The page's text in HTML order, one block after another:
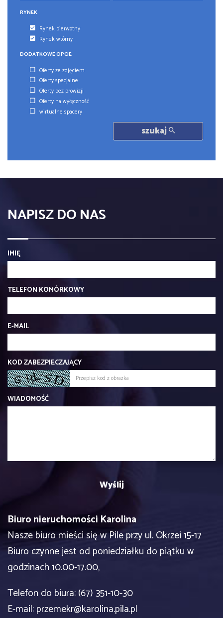
RYNEK
Rynek pierwotny
Rynek wtórny
DODATKOWE OPCJE
Oferty ze zdjęciem
Oferty specjalne
Oferty bez prowizji
Oferty na wyłączność
wirtualne spacery
szukaj
NAPISZ DO NAS
IMIĘ
TELEFON KOMÓRKOWY
E-MAIL
KOD ZABEZPIECZAJĄCY
WIADOMOŚĆ
Biuro nieruchomości Karolina
Nasze biuro mieści się w Pile przy ul. Okrzei 15-17
Biuro czynne jest od poniedziałku do piątku w
godzinach 10.00-17.00,
Telefon do biura: (67) 351-10-30
E-mail:przemekr@karolina.pila.pl